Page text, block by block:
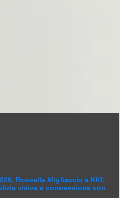
Rossella Migliaccio a KKI:
visiva e connessione con